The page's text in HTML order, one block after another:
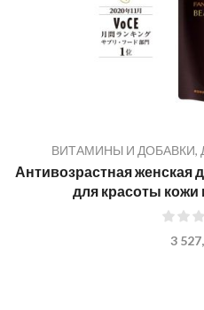
ВИТАМИНЫ И ДОБАВКИ,
Антивозрастная женская
для красоты кожи
3